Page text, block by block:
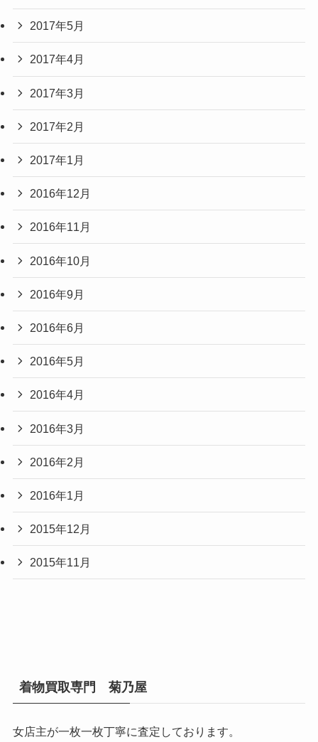
2017年5月
2017年4月
2017年3月
2017年2月
2017年1月
2016年12月
2016年11月
2016年10月
2016年9月
2016年6月
2016年5月
2016年4月
2016年3月
2016年2月
2016年1月
2015年12月
2015年11月
着物買取専門 菊乃屋
女店主が一枚一枚丁寧に査定しております。